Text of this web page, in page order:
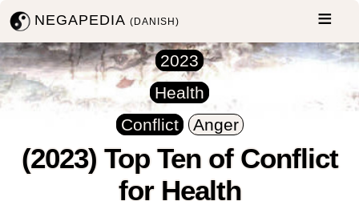
NEGAPEDIA(DANISH)
2023
Health
Conflict
Anger
(2023) Top Ten of Conflict
for Health